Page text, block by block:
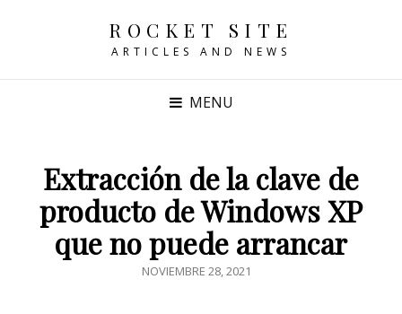
ROCKET SITE
ARTICLES AND NEWS
MENU
Extracción de la clave de
producto de Windows XP
que no puede arrancar
POSTED
NOVIEMBRE 28, 2021